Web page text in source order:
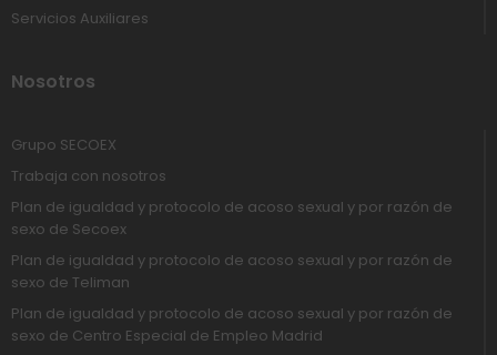
Servicios Auxiliares
Nosotros
Grupo SECOEX
Trabaja con nosotros
Plan de igualdad y protocolo de acoso sexual y por razón de
sexo de Secoex
Plan de igualdad y protocolo de acoso sexual y por razón de
sexo de Teliman
Plan de igualdad y protocolo de acoso sexual y por razón de
sexo de Centro Especial de Empleo Madrid